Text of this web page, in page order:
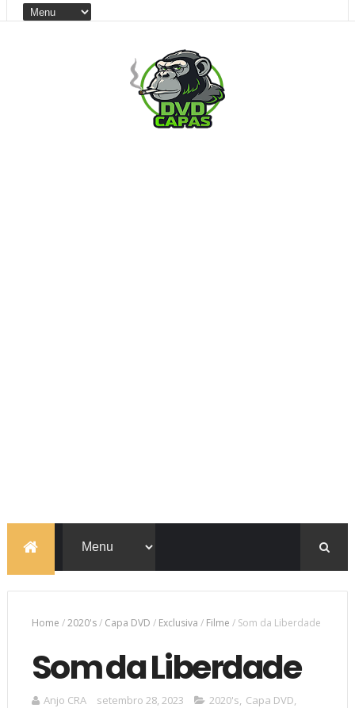
Home /2020's/ Capa DVD / Exclusiva / Filme / Som da Liberdade
Som da Liberdade
Anjo CRA setembro 28, 2023 2020's, Capa DVD,